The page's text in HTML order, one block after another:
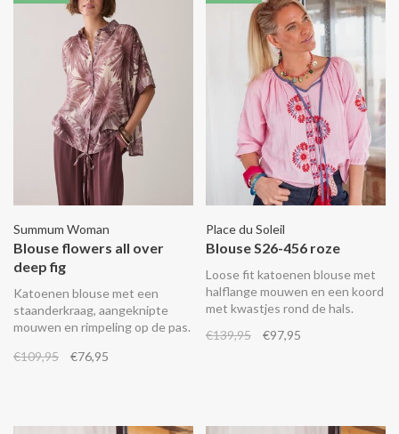
Summum Woman
Blouse flowers all over
deep fig
Katoenen blouse met een
staanderkraag, aangeknipte
mouwen en rimpeling op de pas.
koordje in de taille recht worden
€109,95 €76,95
Place du Soleil
Blouse S26-456 roze
Loose fit katoenen blouse met
halflange mouwen en een koord
met kwastjes rond de hals.
€139,95
€97,95